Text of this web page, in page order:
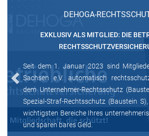
DEHOGA-
EXKLUSIV ALS MITGLIED: DIE
Seit dem 1. Januar 2023 sind
Sachsen e.V. automatisch
dem Unternehmer-Rechtsschutz
Spezial-Straf-Rechtsschutz (Baustein
wichtigsten Bereiche Ihres
und sparen bares Geld.
Previous